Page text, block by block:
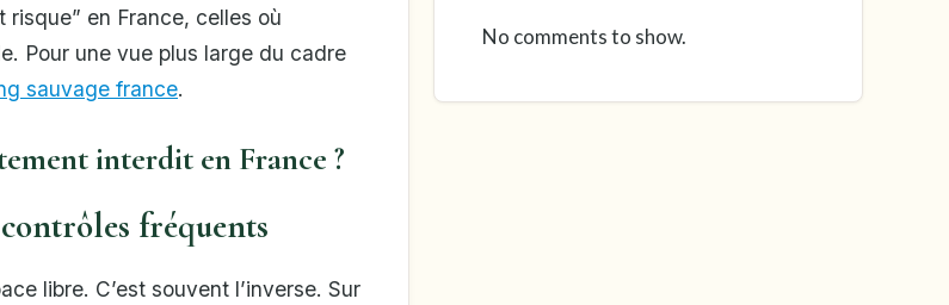
en France, celles où
Pour une vue plus large du cadre
sauvage france.
interdit en France ?
fréquents
libre. C’est souvent l’inverse. Sur
No comments to show.